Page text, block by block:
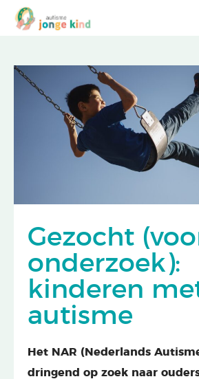
Gezocht
onderzoek):
kinderen
autisme
Het NAR (Nederlands
dringend op zoek naar